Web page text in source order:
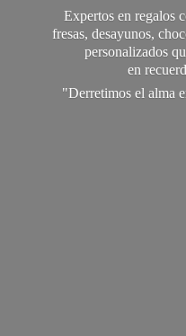
Expertos en regalos
fresas, desayunos,
personalizados
en
"Derretimos el alma